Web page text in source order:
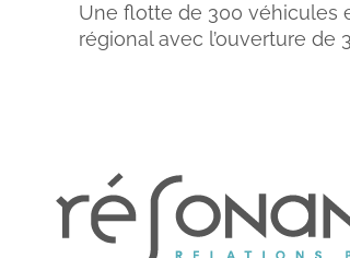
Une flotte de 300 véhicules
régional avec l’ouverture de